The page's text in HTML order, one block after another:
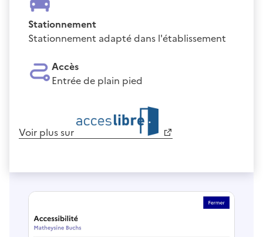
Stationnement
Stationnement adapté dans l'établissement
Accès
Entrée de plain pied
Voir plus sur